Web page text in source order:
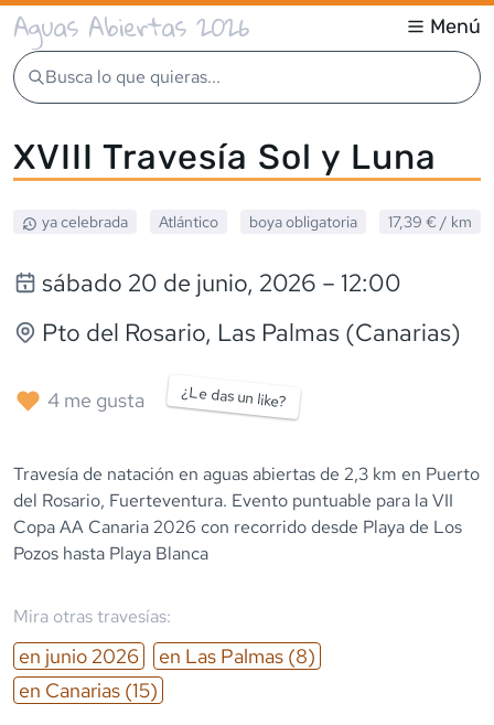
Aguas Abiertas 2026 Menú
Busca lo que quieras...
XVIII Travesía Sol y Luna
ya celebrada Atlántico boya obligatoria 17,39 € / km
sábado 20 de junio, 2026 – 12:00
Pto del Rosario, Las Palmas (Canarias)
4 me gusta ¿Le das un like?
Travesía de natación en aguas abiertas de 2,3 km en Puerto
del Rosario, Fuerteventura. Evento puntuable para la VII
Copa AA Canaria 2026 con recorrido desde Playa de Los
Pozos hasta Playa Blanca
Mira otras travesías:
en junio 2026 en Las Palmas (8)
en Canarias (15)